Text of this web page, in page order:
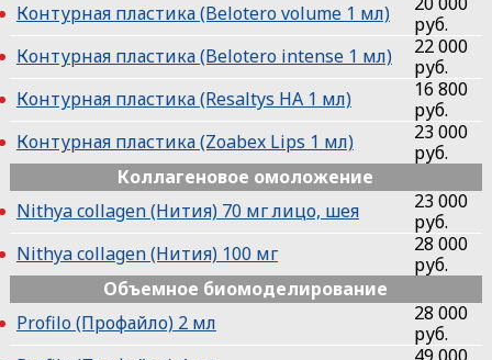
Контурная пластика (Belotero volume 1 мл)
руб.
Контурная пластика (Belotero intense 1 мл)
22 000
руб.
Контурная пластика (Resaltys НА 1 мл)
16 800
руб.
Контурная пластика (Zoabex Lips 1 мл)
23 000
руб.
Коллагеновое омоложение
Nithya collagen (Нития) 70 мг лицо, шея
23 000
руб.
Nithya collagen (Нития) 100 мг
28 000
руб.
Объемное биомоделирование
Profilo (Профайло) 2 мл
28 000
руб.